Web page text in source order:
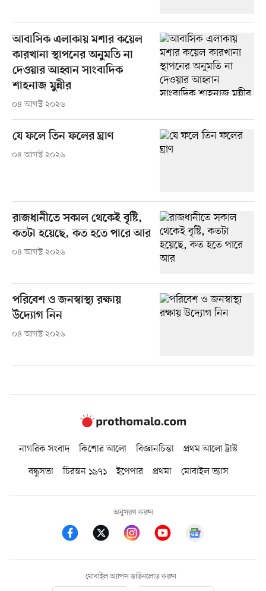
আবাসিক এলাকায় মশার কয়েল
কারখানা স্থাপনের অনুমতি না
দেওয়ার আহ্বান সাংবাদিক
শাহনাজ মুন্নীর
০৪ আগস্ট ২০২৬
যে ফলে তিন ফলের ঘ্রাণ
০৪ আগস্ট ২০২৬
রাজধানীতে সকাল থেকেই বৃষ্টি,
কতটা হয়েছে, কত হতে পারে আর
০৪ আগস্ট ২০২৬
পরিবেশ ও জনস্বাস্থ্য রক্ষায়
উদ্যোগ নিন
০৪ আগস্ট ২০২৬
নাগরিক সংবাদ কিশোর আলো বিজ্ঞানচিন্তা
প্রথম আলো ট্রাস্ট
বন্ধুসভা
চিরন্তন ১৯৭১ ইপেপার প্রথমা মোবাইল ভ্যাস
অনুসরণ করুন
মোবাইল অ্যাপস ডাউনলোড করুন